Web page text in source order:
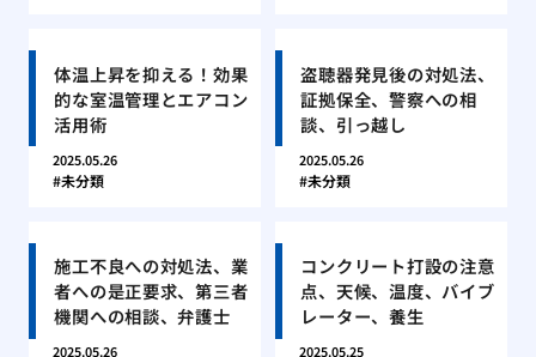
体温上昇を抑える！効果
的な室温管理とエアコン
活用術
2025.05.26
未分類
盗聴器発見後の対処法、
証拠保全、警察への相
談、引っ越し
2025.05.26
未分類
施工不良への対処法、業
者への是正要求、第三者
機関への相談、弁護士
2025.05.26
コンクリート打設の注意
点、天候、温度、バイブ
レーター、養生
2025.05.25